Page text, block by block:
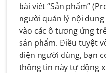
bài viết “Sản phẩm”
người quản lý nội
vào các ô tương ứng
sản phẩm. Điều tuyệt
diện người dùng, bạn
thông tin này tự động